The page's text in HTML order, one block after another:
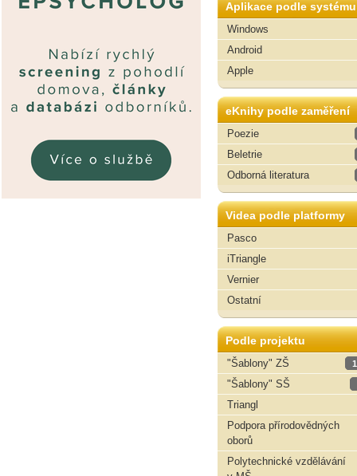
Aplikace podle systému
Windows
Android
Apple
eKnihy podle zaměření
Poezie
Beletrie
Odborná literatura
Videa podle platformy
Pasco
iTriangle
Vernier
Ostatní
Podle projektu
"Šablony" ZŠ
"Šablony" SŠ
Triangl
Podpora přírodovědných
oborů
Polytechnické vzdělávání